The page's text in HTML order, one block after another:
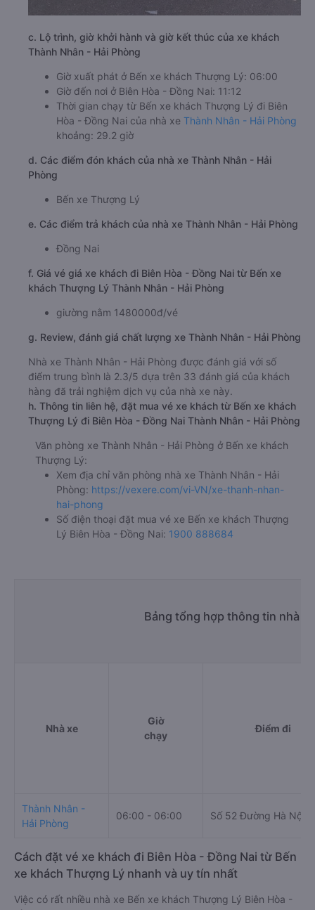
c. Lộ trình, giờ khởi hành và giờ kết thúc của xe khách
Thành Nhân - Hải Phòng
Giờ xuất phát ở Bến xe khách Thượng Lý: 06:00
Giờ đến nơi ở Biên Hòa - Đồng Nai: 11:12
Thời gian chạy từ Bến xe khách Thượng Lý đi Biên
Hòa - Đồng Nai của nhà xe Thành Nhân - Hải Phòng
khoảng: 29.2 giờ
d. Các điểm đón khách của nhà xe Thành Nhân - Hải
Phòng
Bến xe Thượng Lý
e. Các điểm trả khách của nhà xe Thành Nhân - Hải Phòng
Đồng Nai
f. Giá vé giá xe khách đi Biên Hòa - Đồng Nai từ Bến xe
khách Thượng Lý Thành Nhân - Hải Phòng
giường nằm 1480000đ/vé
g. Review, đánh giá chất lượng xe Thành Nhân - Hải Phòng
Nhà xe Thành Nhân - Hải Phòng được đánh giá với số
điểm trung bình là 2.3/5 dựa trên 33 đánh giá của khách
hàng đã trải nghiệm dịch vụ của nhà xe này.
h. Thông tin liên hệ, đặt mua vé xe khách từ Bến xe khách
Thượng Lý đi Biên Hòa - Đồng Nai Thành Nhân - Hải Phòng
Văn phòng xe Thành Nhân - Hải Phòng ở Bến xe khách
Thượng Lý:
Xem địa chỉ văn phòng nhà xe Thành Nhân - Hải
Phòng: https://vexere.com/vi-VN/xe-thanh-nhan-
hai-phong
Số điện thoại đặt mua vé xe Bến xe khách Thượng
Lý Biên Hòa - Đồng Nai: 1900 888684
Bảng tổng hợp thông tin nhà
Nhà xe
Giờ
chạy
Điểm đi
Thành Nhân -
Hải Phòng
06:00 - 06:00 Số 52 Đường Hà Nội
Cách đặt vé xe khách đi Biên Hòa - Đồng Nai từ Bến
xe khách Thượng Lý nhanh và uy tín nhất
Việc có rất nhiều nhà xe Bến xe khách Thượng Lý Biên Hòa -